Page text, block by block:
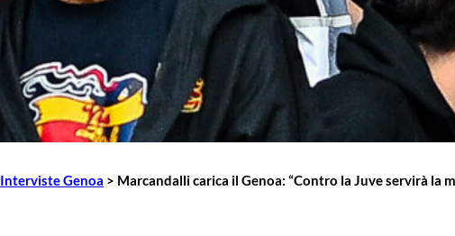
Interviste Genoa > Marcandalli carica il Genoa: “Contro la Juve servirà la